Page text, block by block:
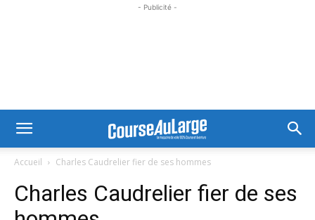
- Publicité -
Accueil Charles Caudrelier fier de ses hommes
Charles Caudrelier fier de ses